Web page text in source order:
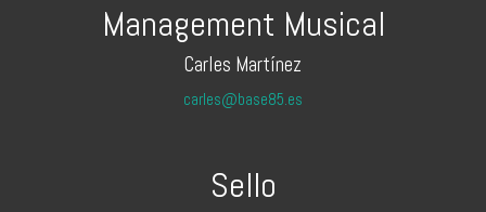
Management Musical
Carles Martínez
carles@base85.es
Sello